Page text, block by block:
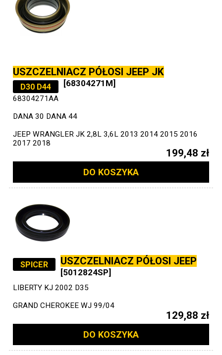
USZCZELNIACZ PÓŁOSI JEEP JK
D30 D44 [68304271M]
68304271AA
DANA 30 DANA 44
JEEP WRANGLER JK 2,8L 3,6L 2013 2014 2015 2016
2017 2018
199,48 zł
DO KOSZYKA
USZCZELNIACZ PÓŁOSI JEEP
SPICER
[5012824SP]
LIBERTY KJ 2002 D35
GRAND CHEROKEE WJ 99/04
129,88 zł
DO KOSZYKA